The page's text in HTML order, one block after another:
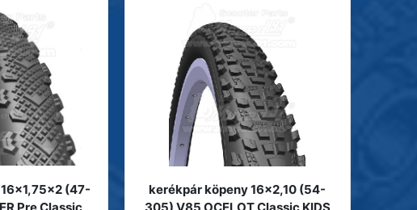
(47-
kerékpár köpeny 16x2,10 (54-